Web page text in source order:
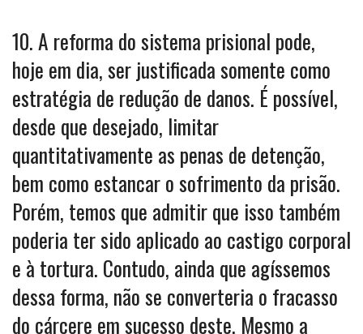
10. A reforma do sistema prisional pode,
hoje em dia, ser justificada somente como
estratégia de redução de danos. É possível,
desde que desejado, limitar
quantitativamente as penas de detenção,
bem como estancar o sofrimento da prisão.
Porém, temos que admitir que isso também
poderia ter sido aplicado ao castigo corporal
e à tortura. Contudo, ainda que agíssemos
dessa forma, não se converteria o fracasso
do cárcere em sucesso deste. Mesmo a